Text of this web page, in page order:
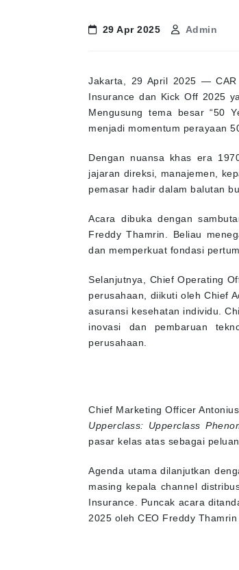
29 Apr 2025 Admin
Jakarta, 29 April 2025 — CAR
Insurance dan Kick Off 2025
Mengusung tema besar “50
menjadi momentum perayaan
Dengan nuansa khas era
jajaran direksi, manajemen,
pemasar hadir dalam balutan
Acara dibuka dengan
Freddy Thamrin. Beliau
dan memperkuat fondasi
Selanjutnya, Chief Operating
perusahaan, diikuti oleh Chief
asuransi kesehatan individu.
inovasi dan pembaruan
perusahaan.
Chief Marketing Officer
Upperclass: Upperclass
pasar kelas atas sebagai
Agenda utama dilanjutkan
masing kepala channel
Insurance. Puncak acara
2025 oleh CEO Freddy